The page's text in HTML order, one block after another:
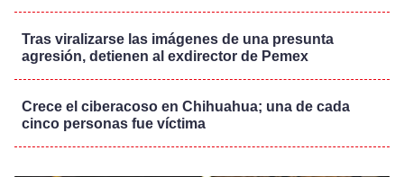
Tras viralizarse las imágenes de una presunta
agresión, detienen al exdirector de Pemex
Crece el ciberacoso en Chihuahua; una de cada
cinco personas fue víctima